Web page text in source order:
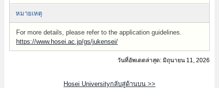
หมายเหตุ
For more details, please refer to the application guidelines.
https://www.hosei.ac.jp/gs/jukensei/
วันที่อัพเดตล่าสุด: มิถุนายน 11, 2026
Hosei Universityกลับสู่ด้านบน >>